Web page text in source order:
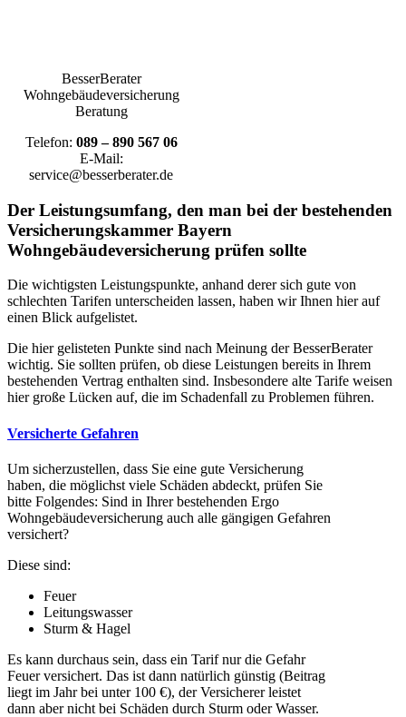
BesserBerater
Wohngebäudeversicherung
Beratung
Telefon: 089 – 890 567 06
E-Mail:
service@besserberater.de
Der Leistungsumfang, den man bei der bestehenden
Versicherungskammer Bayern
Wohngebäudeversicherung prüfen sollte
Die wichtigsten Leistungspunkte, anhand derer sich gute von
schlechten Tarifen unterscheiden lassen, haben wir Ihnen hier auf
einen Blick aufgelistet.
Die hier gelisteten Punkte sind nach Meinung der BesserBerater
wichtig. Sie sollten prüfen, ob diese Leistungen bereits in Ihrem
bestehenden Vertrag enthalten sind. Insbesondere alte Tarife weisen
hier große Lücken auf, die im Schadenfall zu Problemen führen.
Versicherte Gefahren
Um sicherzustellen, dass Sie eine gute Versicherung
haben, die möglichst viele Schäden abdeckt, prüfen Sie
bitte Folgendes: Sind in Ihrer bestehenden Ergo
Wohngebäudeversicherung auch alle gängigen Gefahren
versichert?
Diese sind:
Feuer
Leitungswasser
Sturm & Hagel
Es kann durchaus sein, dass ein Tarif nur die Gefahr
Feuer versichert. Das ist dann natürlich günstig (Beitrag
liegt im Jahr bei unter 100 €), der Versicherer leistet
dann aber nicht bei Schäden durch Sturm oder Wasser.